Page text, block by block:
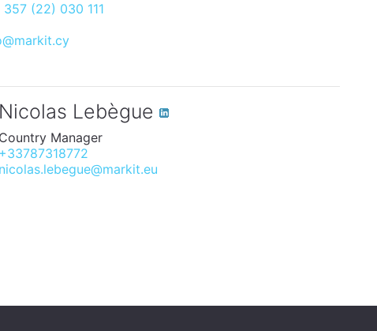
357 (22) 030 111
Nicolas Lebègue
Country Manager
+33787318772
nicolas.lebegue@markit.eu